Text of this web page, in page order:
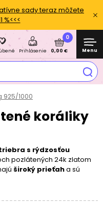
sady teraz môžete
%<<<
Prihlásenie
0
0,00 € Menu
925/1000
koráliky
s rýdzosťou
pozlátených 24k zlatom
široký prieťaha sú
aj pre citlivejších